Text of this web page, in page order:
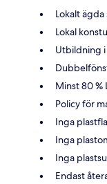
Lokalt
Lokal
Utbildning i
Minst 80 %
Policy för
Inga
Inga
Inga
Endast